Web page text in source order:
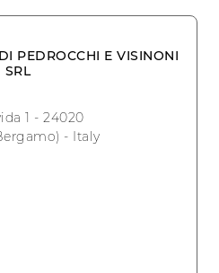
PEDROCCHI E VISINONI
SRL
1 - 24020
- Italy